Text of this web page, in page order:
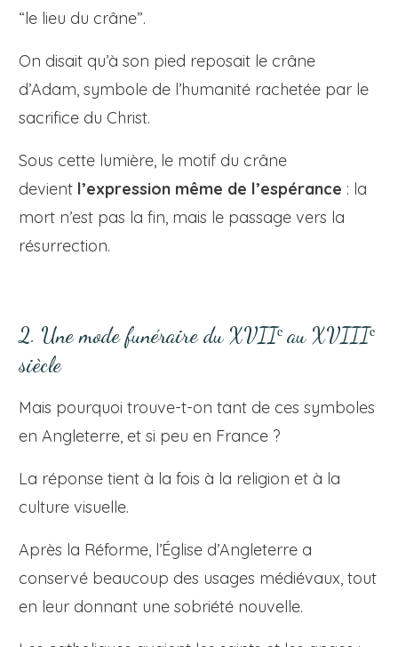
“le lieu du crâne”.
On disait qu’à son pied reposait le crâne
d’Adam, symbole de l’humanité rachetée par le
sacrifice du Christ.
Sous cette lumière, le motif du crâne
devient l’expression même de l’espérance : la
mort n’est pas la fin, mais le passage vers la
résurrection.
2. Une mode funéraire du XVIIᵉ au XVIIIᵉ
siècle
Mais pourquoi trouve-t-on tant de ces symboles
en Angleterre, et si peu en France ?
La réponse tient à la fois à la religion et à la
culture visuelle.
Après la Réforme, l’Église d’Angleterre a
conservé beaucoup des usages médiévaux, tout
en leur donnant une sobriété nouvelle.